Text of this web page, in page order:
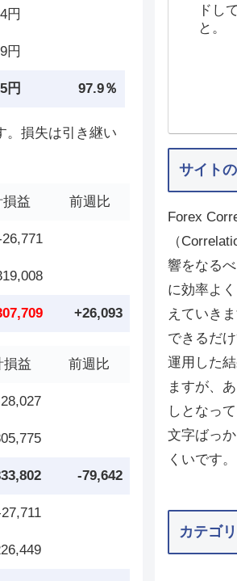
円
円
円 97.9％
。損失は引き継い
益 前週比
+26,093
損益 前週比
-79,642
ドし
と。
サイト
Forex
（
響をなる
に効率よ
えていきま
できるだ
運用した
ますが、
しとなって
文字ばっ
くいです。
カテゴ